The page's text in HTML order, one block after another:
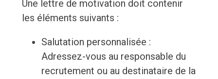
Une lettre de motivation doit contenir
les éléments suivants :
Salutation personnalisée :
Adressez-vous au responsable du
recrutement ou au destinataire de la